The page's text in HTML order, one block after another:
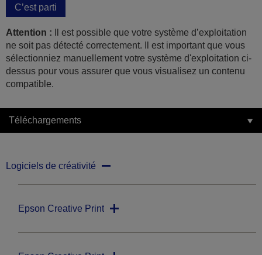
C’est parti
Attention : Il est possible que votre système d’exploitation
ne soit pas détecté correctement. Il est important que vous
sélectionniez manuellement votre système d'exploitation ci-
dessus pour vous assurer que vous visualisez un contenu
compatible.
Téléchargements
Logiciels de créativité
Epson Creative Print